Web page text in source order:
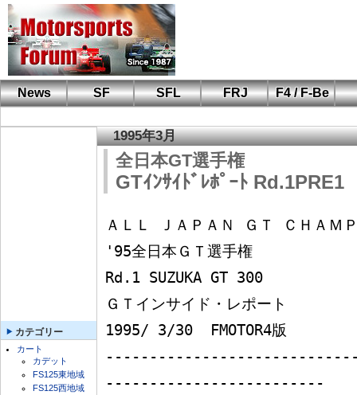
News SF SFL FRJ
F4 / F-Be
カテゴリー
カート
カデット
FS125東地域
FS125西地域
1995年3月
全日本GT選手権
GTｲﾝｻｲﾄﾞﾚﾎﾟｰﾄ Rd.1PRE1
ＡＬＬ ＪＡＰＡＮ ＧＴ ＣＨＡＭ
'95全日本ＧＴ選手権
Rd.1 SUZUKA GT 300
ＧＴインサイド・レポート
1995/ 3/30  FMOTOR4版
-------------------------